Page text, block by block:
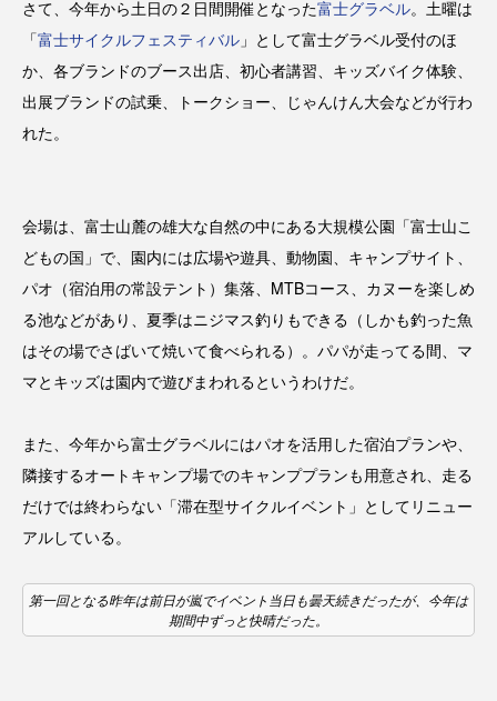
さて、今年から土日の２日間開催となった富士グラベル。土曜は
「富士サイクルフェスティバル 」として富士グラベル受付のほ
か、各ブランドのブース出店、初心者講習、キッズバイク体験、
出展ブランドの試乗、トークショー、じゃんけん大会などが行わ
れた。
会場は、富士山麓の雄大な自然の中にある大規模公園「富士山こ
どもの国」で、園内には広場や遊具、動物園、キャンプサイト、
パオ（宿泊用の常設テント）集落、MTBコース、カヌーを楽しめ
る池などがあり、夏季はニジマス釣りもできる（しかも釣った魚
はその場でさばいて焼いて食べられる）。パパが走ってる間、マ
マとキッズは園内で遊びまわれるというわけだ。
また、今年から富士グラベルにはパオを活用した宿泊プランや、
隣接するオートキャンプ場でのキャンププランも用意され、走る
だけでは終わらない「滞在型サイクルイベント」としてリニュー
アルしている。
第一回となる昨年は前日が嵐でイベント当日も曇天続きだったが、今年は
期間中ずっと快晴だった。